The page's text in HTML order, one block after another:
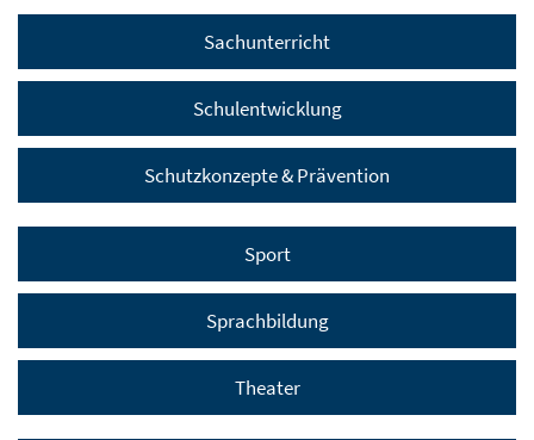
Sachunterricht
Schulentwicklung
Schutzkonzepte & Prävention
Sport
Sprachbildung
Theater